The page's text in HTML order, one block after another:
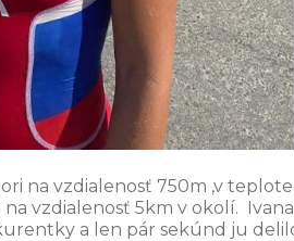
na vzdialenosť 750m ,v
vzdialenosť 5km v okolí.
a len pár sekúnd ju